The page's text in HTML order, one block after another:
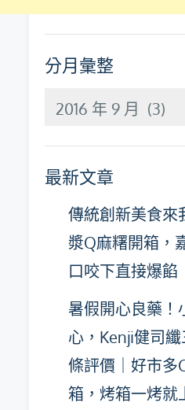
分月彙整
分
整
最新文章
傳統創新美食來
漿Q麻糬開箱，
口咬下直接爆餡
暑假開心良藥！
心，Kenji健司
條評價｜好市多
箱，烤箱一烤就